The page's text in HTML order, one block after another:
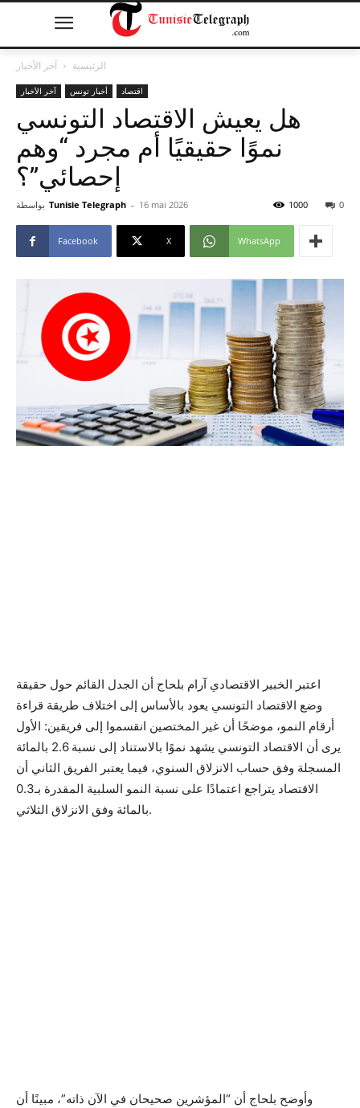
الرئيسية آخر الأخبار
آخر الأخبار أخبار تونس اقتصاد
هل يعيش الاقتصاد التونسي
نموًا حقيقيًا أم مجرد “وهم
إحصائي”؟
بواسطة Tunisie Telegraph - 16 mai 2026 0
1000
Facebook X WhatsApp
اعتبر الخبير الاقتصادي آرام بلحاج أن الجدل القائم حول حقيقة
وضع الاقتصاد التونسي يعود بالأساس إلى اختلاف طريقة قراءة
أرقام النمو، موضحًا أن غير المختصين انقسموا إلى فريقين: الأول
يرى أن الاقتصاد التونسي يشهد نموًا بالاستناد إلى نسبة 2.6 بالمائة
المسجلة وفق حساب الانزلاق السنوي، فيما يعتبر الفريق الثاني أن
الاقتصاد يتراجع اعتمادًا على نسبة النمو السلبية المقدرة بـ0.3
بالمائة وفق الانزلاق الثلاثي.
وأوضح بلحاج أن “المؤشرين صحيحان في الآن ذاته”، مبينًا أن